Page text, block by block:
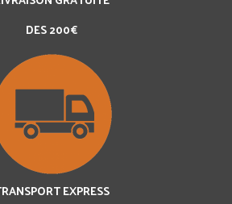
DES 200€
EXPRESS